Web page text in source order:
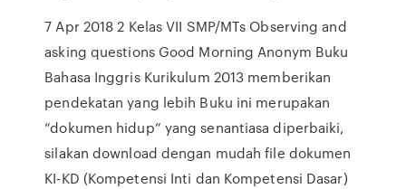
7 Apr 2018 2 Kelas VII SMP/MTs Observing and
asking questions Good Morning Anonym Buku
Bahasa Inggris Kurikulum 2013 memberikan
pendekatan yang lebih Buku ini merupakan
“dokumen hidup” yang senantiasa diperbaiki,
silakan download dengan mudah file dokumen
KI-KD (Kompetensi Inti dan Kompetensi Dasar)